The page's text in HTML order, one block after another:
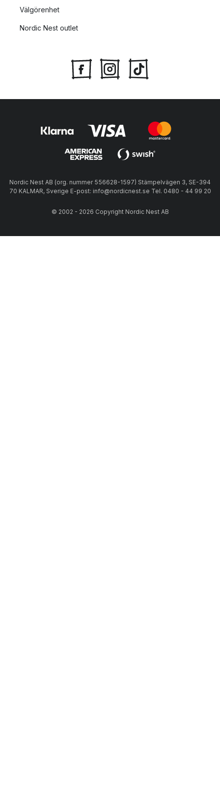
Välgörenhet
Nordic Nest outlet
Nordic Nest AB (org. nummer 556628-1597) Stämpelvägen 3, SE-394
70 KALMAR, Sverige E-post: info@nordicnest.se Tel. 0480 - 44 99 20
© 2002 - 2026 Copyright Nordic Nest AB